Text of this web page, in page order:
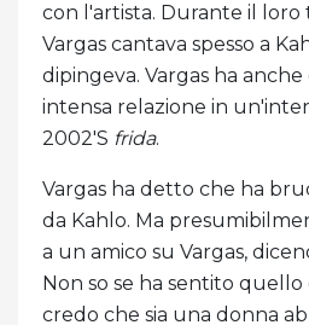
con l'artista. Durante il loro
Vargas cantava spesso a
dipingeva. Vargas ha
intensa relazione in
2002'S frida.
Vargas ha detto che ha
da Kahlo. Ma
a un amico su Vargas,
Non so se ha sentito
credo che sia una donna